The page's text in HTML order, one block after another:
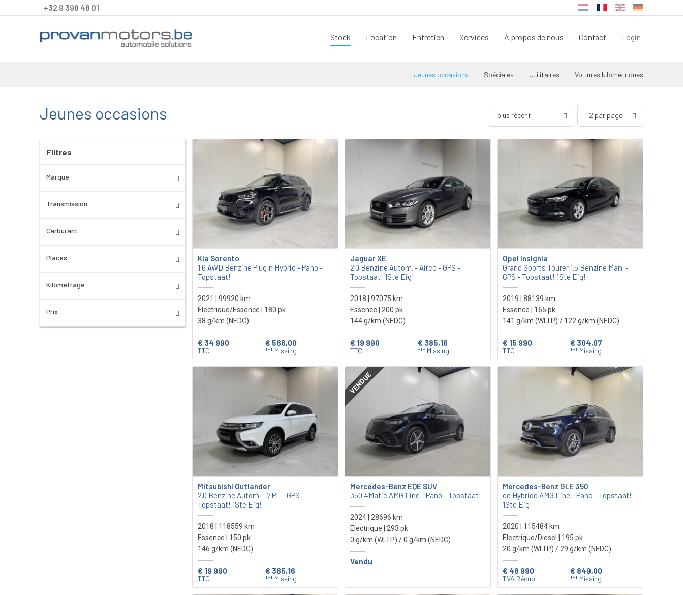
+32 9 398 48 01
Stock Location Entretien Services À propos de nous Contact Login
Jeunes occasions Spéciales Utilitaires Voitures kilométriques
Jeunes occasions plus récent 12 par page
Filtres
Marque
Transmission
Carburant
Places
Kilomètrage
Prix
Kia Sorento
1.6 AWD Benzine PlugIn Hybrid - Pano -
Topstaat!
2021 | 99920 km
Électrique/Essence | 180 pk
38 g/km (NEDC)
€ 34 990
TTC
€ 566,00
*** Missing
Jaguar XE
2.0 Benzine Autom. - Airco - GPS -
Topstaat! 1Ste Eig!
2018 | 97075 km
Essence | 200 pk
144 g/km (NEDC)
€ 19 990
TTC
€ 385,16
*** Missing
Opel Insignia
Grand Sports Tourer 1.5 Benzine Man. -
GPS - Topstaat! 1Ste Eig!
2019 | 88139 km
Essence | 165 pk
141 g/km (WLTP) / 122 g/km (NEDC)
€ 15 990
TTC
€ 304,07
*** Missing
Mitsubishi Outlander
2.0 Benzine Autom. - 7 PL - GPS -
Topstaat! 1Ste Eig!
2018 | 118559 km
Essence | 150 pk
146 g/km (NEDC)
€ 19 990
TTC
€ 385,16
*** Missing
VENDUE
Mercedes-Benz EQE SUV
350 4Matic AMG Line - Pano - Topstaat!
2024 | 28696 km
Electrique | 293 pk
0 g/km (WLTP) / 0 g/km (NEDC)
Vendu
Mercedes-Benz GLE 350
de Hybride AMG Line - Pano - Topstaat!
1Ste Eig!
2020 | 115484 km
Électrique/Diesel | 195 pk
20 g/km (WLTP) / 29 g/km (NEDC)
€ 48 990
TVA Récup.
€ 849,00
*** Missing